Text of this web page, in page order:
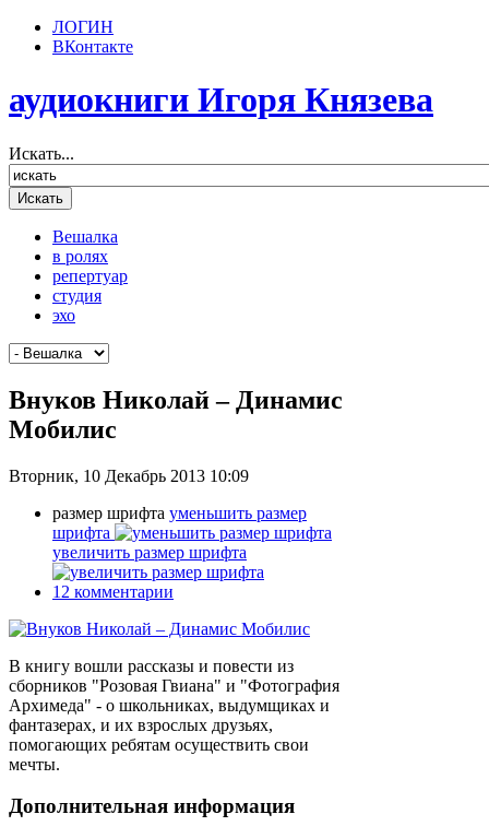
ЛОГИН
ВКонтакте
аудиокниги Игоря Князева
Искать...
Вешалка
в ролях
репертуар
студия
эхо
Внуков Николай – Динамис
Мобилис
Вторник, 10 Декабрь 2013 10:09
размер шрифта уменьшить размер
шрифта
увеличить размер шрифта
12 комментарии
В книгу вошли рассказы и повести из
сборников "Розовая Гвиана" и "Фотография
Архимеда" - о школьниках, выдумщиках и
фантазерах, и их взрослых друзьях,
помогающих ребятам осуществить свои
мечты.
Дополнительная информация